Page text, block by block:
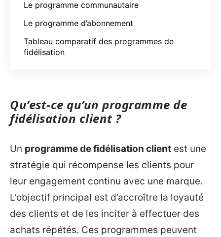
Le programme communautaire
Le programme d’abonnement
Tableau comparatif des programmes de
fidélisation
Qu’est-ce qu’un programme de
fidélisation client ?
Un programme de fidélisation client est une
stratégie qui récompense les clients pour
leur engagement continu avec une marque.
L’objectif principal est d’accroître la loyauté
des clients et de les inciter à effectuer des
achats répétés. Ces programmes peuvent